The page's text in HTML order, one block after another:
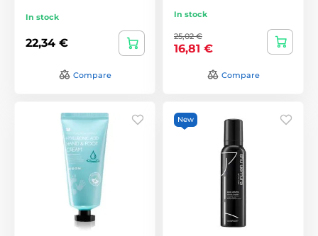
In stock
22,34 €
Compare
In stock
25,02 €
16,81 €
Compare
New